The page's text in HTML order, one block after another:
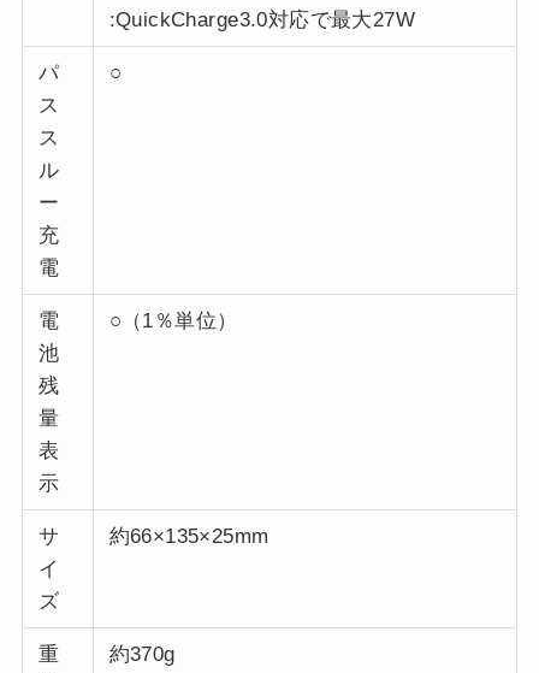
:QuickCharge3.0対応で最大27W
パ
ス
ス
ル
ー
充
電
○
電
池
残
量
表
示
○（1％単位）
サ
イ
ズ
約66×135×25mm
重
約370g